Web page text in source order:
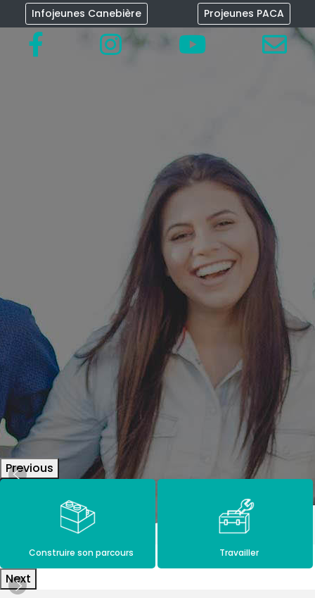
Infojeunes Canebière Projeunes PACA×
Previous
Construire son parcours Travailler
Next